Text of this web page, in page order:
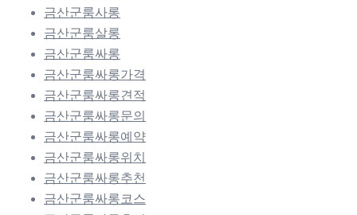
금산군룸사롱
금산군룸살롱
금산군룸싸롱
금산군룸싸롱가격
금산군룸싸롱견적
금산군룸싸롱문의
금산군룸싸롱예약
금산군룸싸롱위치
금산군룸싸롱추천
금산군룸싸롱코스